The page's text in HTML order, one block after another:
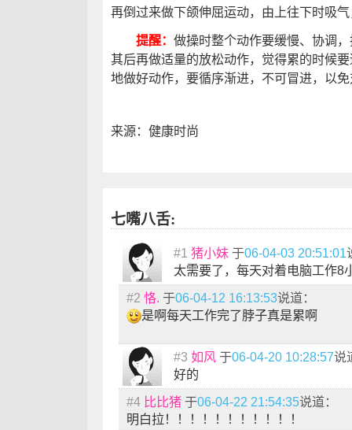
再倒过来做下颌伸屈运动，由上往下时吸
提醒： 做操时整个动作要缓慢、协调
其后再做适量的放松动作，觉得累的时候
地做好动作，要循序渐进，不可冒进，以
来源：健康时尚
七嘴八舌:
#1 猪小妹 于06-04-03 20:51:01
太需要了，每天对着电脑工作8
#2 恪. 于06-04-12 16:13:53说道：
是啊每天工作完了脖子真是累啊
#3 如风 于06-04-20 10:28:57说
好的
#4 比比猪 于06-04-22 21:54:35说道：
明白拉！！！！！！！！！！！